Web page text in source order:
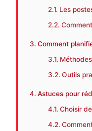
Les
Comment
Outils
Astuces pour
Choisir